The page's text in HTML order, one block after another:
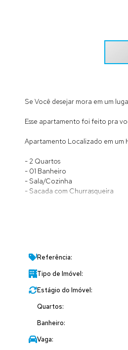
Se Você desejar mora em um
Esse apartamento foi feito pra
Apartamento Localizado em um
- 2 Quartos
- 01 Banheiro
- Sala/Cozinha
- Sacada com Churrasqueira
- Mobiliado e decorado com
Agende já uma visita e venha
Referência:
Tipo de Imóvel:
Estágio do Imóvel:
Quartos:
Banheiro:
Vaga: